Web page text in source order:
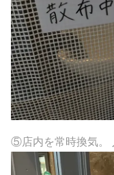
⑤店内を常時換気。